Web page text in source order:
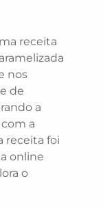
receita
nos
de
a
a
receita foi
online
o